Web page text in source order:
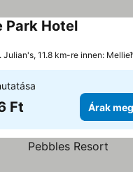
Park Hotel
Julian's, 11.8 km-re innen:
Ft Árak